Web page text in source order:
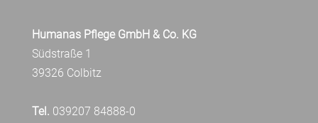
Humanas Pflege GmbH & Co. KG
Südstraße 1
39326 Colbitz
Tel. 039207 84888-0